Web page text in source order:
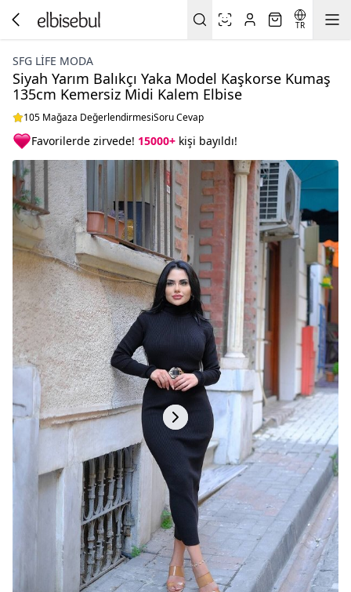
TR
SFG LIFE MODA
Siyah Yarım Balıkçı Yaka Model Kaşkorse Kumaş
135cm Kemersiz Midi Kalem Elbise
105 Mağaza DeğerlendirmesiSoru Cevap
Favorilerde zirvede! 15000+ kişi bayıldı!